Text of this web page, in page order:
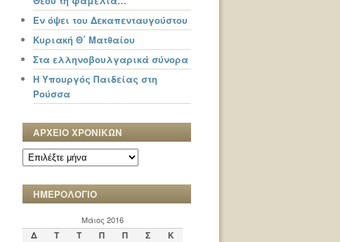
Εν όψει του Δεκαπενταυγούστου
Κυριακή Θ΄ Ματθαίου
Στα ελληνοβουλγαρικά σύνορα
Η Υπουργός Παιδείας στη
Ρούσσα
ΑΡΧΕΙΟ ΧΡΟΝΙΚΩΝ
ΑΡΧΕΙΟ
ΧΡΟΝΙΚΩΝ
ΗΜΕΡΟΛΟΓΙΟ
Μάιος 2016
Δ Τ Τ Π Π Σ
Κ